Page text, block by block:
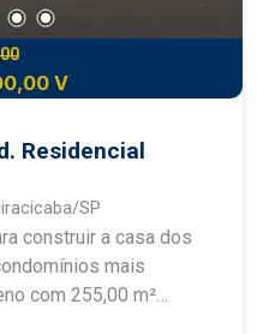
V
Residencial
SP
construir a casa dos
mais